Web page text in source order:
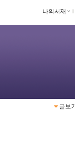
나의서재 ｌ
글보기